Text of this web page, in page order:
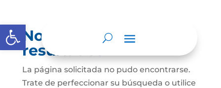
Abrir barra de herramientas
No se encontraron
resultados
La página solicitada no pudo encontrarse.
Trate de perfeccionar su búsqueda o utilice